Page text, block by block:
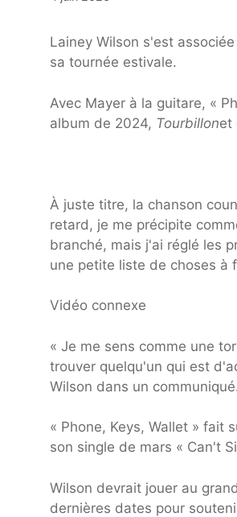
Lainey Wilson s'est
sa tournée estivale.
Avec Mayer à la guitare, «
album de 2024, Tourbillonet
À juste titre, la chanson
retard, je me précipite
branché, mais j'ai réglé les
une petite liste de choses à
Vidéo connexe
« Je me sens comme une
trouver quelqu'un qui est
Wilson dans un
« Phone, Keys, Wallet » fait
son single de mars « Can't
Wilson devrait jouer au
dernières dates pour